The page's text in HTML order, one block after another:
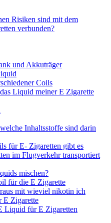
Risiken sind mit dem
verbunden?
und Akkuträger
Coils
Liquid meiner E Zigarette
Inhaltsstoffe sind darin
für E- Zigaretten gibt es
im Flugverkehr transportiert
mischen?
für die E Zigarette
mit wieviel nikotin ich
E Zigarette
Liquid für E Zigaretten